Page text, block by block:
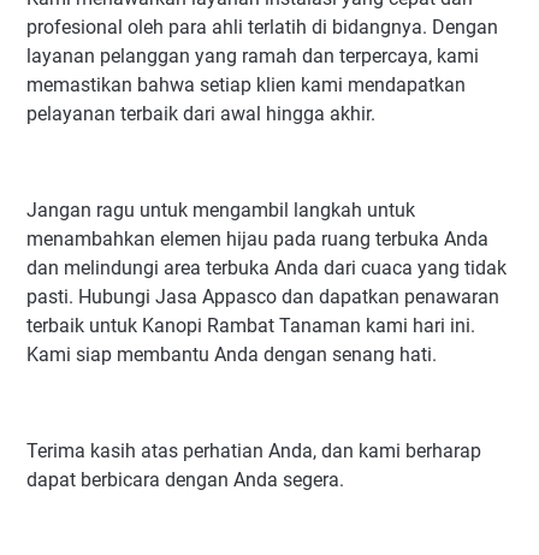
profesional oleh para ahli terlatih di bidangnya. Dengan
layanan pelanggan yang ramah dan terpercaya, kami
memastikan bahwa setiap klien kami mendapatkan
pelayanan terbaik dari awal hingga akhir.
Jangan ragu untuk mengambil langkah untuk
menambahkan elemen hijau pada ruang terbuka Anda
dan melindungi area terbuka Anda dari cuaca yang tidak
pasti. Hubungi Jasa Appasco dan dapatkan penawaran
terbaik untuk Kanopi Rambat Tanaman kami hari ini.
Kami siap membantu Anda dengan senang hati.
Terima kasih atas perhatian Anda, dan kami berharap
dapat berbicara dengan Anda segera.